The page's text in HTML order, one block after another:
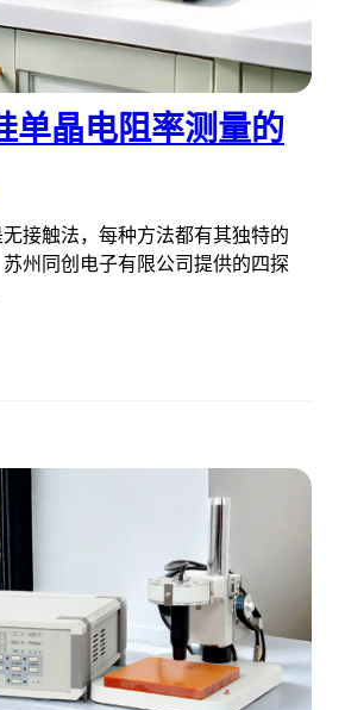
单晶电阻率测量的
接触法，每种方法都有其独特的
州同创电子有限公司提供的四探